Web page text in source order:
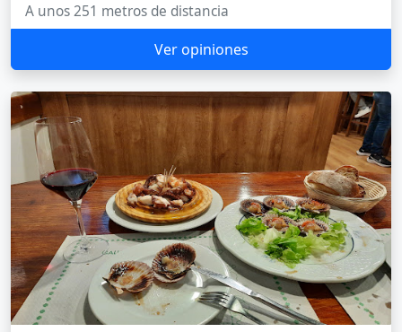
A unos 251 metros de distancia
Ver opiniones